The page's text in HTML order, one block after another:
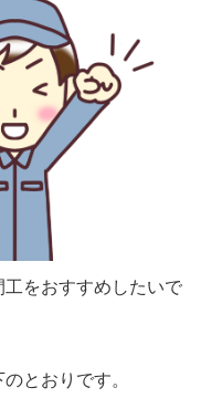
をおすすめしたいで
とおりです。